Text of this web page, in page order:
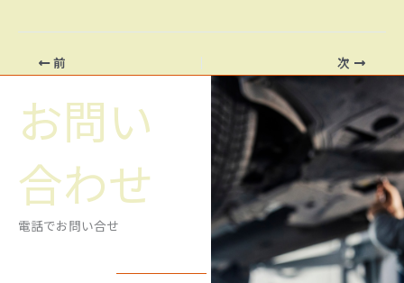
前 次
お問い
合わせ
電話でお問い合せ